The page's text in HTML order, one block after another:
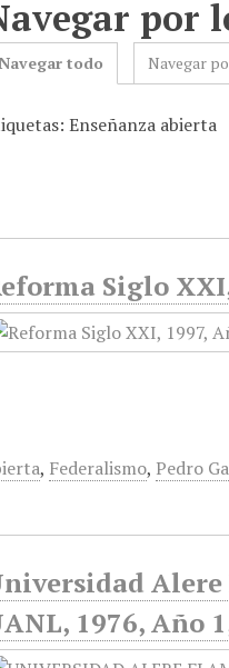
por
Navegar todo Navegar
Enseñanza abierta
Siglo
, Federalismo, Pedro
1976, Año